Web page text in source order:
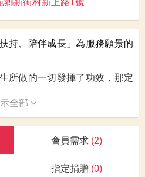
鄉新街村新上路1號
持、陪伴成長」為服務願景的
所做的一切發揮了功效，那定
；
；
；
全部
會員需求 (2)
指定捐贈 (0)